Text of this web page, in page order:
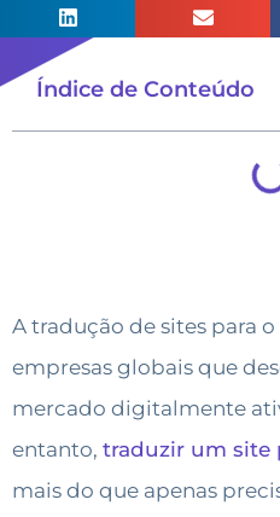
Índice de Conteúdo
A tradução de sites para
empresas globais que
mercado digitalmente
entanto, traduzir um site
mais do que apenas